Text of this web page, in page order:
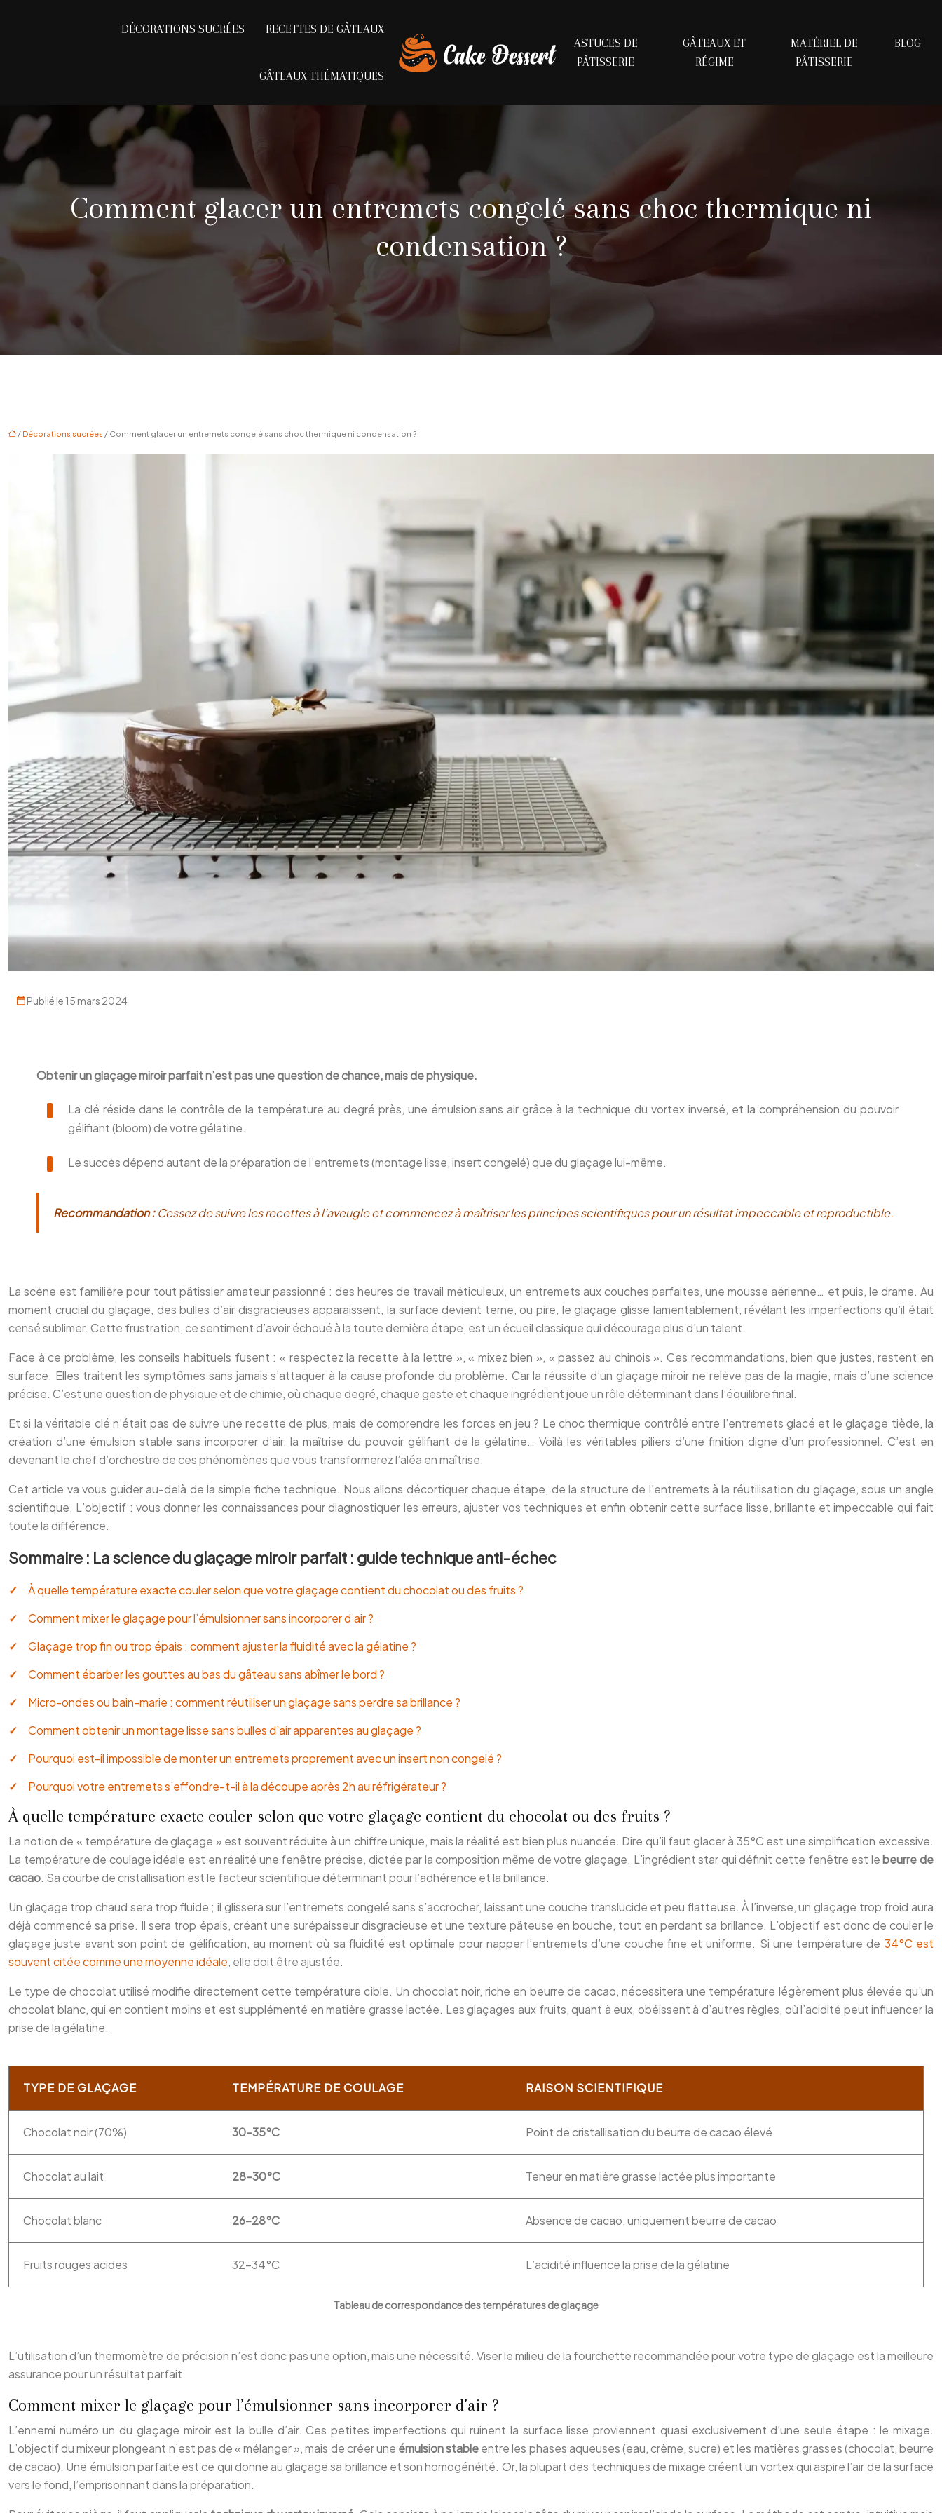
RECETTES DE GÂTEAUX
DÉCORATIONS SUCRÉES
GÂTEAUX THÉMATIQUES
ASTUCES DE
PÂTISSERIE
GÂTEAUX ET
RÉGIME
MATÉRIEL DE
PÂTISSERIE
BLOG
Comment glacer un entremets congelé sans choc thermique ni
condensation ?
/ Décorations sucrées / Comment glacer un entremets congelé sans choc thermique ni condensation ?
Publié le 15 mars 2024
Obtenir un glaçage miroir parfait n’est pas une question de chance, mais de physique.
La clé réside dans le contrôle de la température au degré près, une émulsion sans air grâce à la technique du vortex inversé, et la compréhension du pouvoir
gélifiant (bloom) de votre gélatine.
Le succès dépend autant de la préparation de l’entremets (montage lisse, insert congelé) que du glaçage lui-même.
Recommandation :Cessez de suivre les recettes à l’aveugle et commencez à maîtriser les principes scientifiques pour un résultat impeccable et reproductible.
La scène est familière pour tout pâtissier amateur passionné : des heures de travail méticuleux, un entremets aux couches parfaites, une mousse aérienne… et puis, le drame. Au
moment crucial du glaçage, des bulles d’air disgracieuses apparaissent, la surface devient terne, ou pire, le glaçage glisse lamentablement, révélant les imperfections qu’il était
censé sublimer. Cette frustration, ce sentiment d’avoir échoué à la toute dernière étape, est un écueil classique qui décourage plus d’un talent.
Face à ce problème, les conseils habituels fusent : « respectez la recette à la lettre », « mixez bien », « passez au chinois ». Ces recommandations, bien que justes, restent en
surface. Elles traitent les symptômes sans jamais s’attaquer à la cause profonde du problème. Car la réussite d’un glaçage miroir ne relève pas de la magie, mais d’une science
précise. C’est une question de physique et de chimie, où chaque degré, chaque geste et chaque ingrédient joue un rôle déterminant dans l’équilibre final.
Et si la véritable clé n’était pas de suivre une recette de plus, mais de comprendre les forces en jeu ? Le choc thermique contrôlé entre l’entremets glacé et le glaçage tiède, la
création d’une émulsion stable sans incorporer d’air, la maîtrise du pouvoir gélifiant de la gélatine… Voilà les véritables piliers d’une finition digne d’un professionnel. C’est en
devenant le chef d’orchestre de ces phénomènes que vous transformerez l’aléa en maîtrise.
Cet article va vous guider au-delà de la simple fiche technique. Nous allons décortiquer chaque étape, de la structure de l’entremets à la réutilisation du glaçage, sous un angle
scientifique. L’objectif : vous donner les connaissances pour diagnostiquer les erreurs, ajuster vos techniques et enfin obtenir cette surface lisse, brillante et impeccable qui fait
toute la différence.
Sommaire : La science du glaçage miroir parfait : guide technique anti-échec
À quelle température exacte couler selon que votre glaçage contient du chocolat ou des fruits ?
Comment mixer le glaçage pour l’émulsionner sans incorporer d’air ?
Glaçage trop fin ou trop épais : comment ajuster la fluidité avec la gélatine ?
Comment ébarber les gouttes au bas du gâteau sans abîmer le bord ?
Micro-ondes ou bain-marie : comment réutiliser un glaçage sans perdre sa brillance ?
Comment obtenir un montage lisse sans bulles d’air apparentes au glaçage ?
Pourquoi est-il impossible de monter un entremets proprement avec un insert non congelé ?
Pourquoi votre entremets s’effondre-t-il à la découpe après 2h au réfrigérateur ?
À quelle température exacte couler selon que votre glaçage contient du chocolat ou des fruits ?
La notion de « température de glaçage » est souvent réduite à un chiffre unique, mais la réalité est bien plus nuancée. Dire qu’il faut glacer à 35°C est une simplification excessive.
La température de coulage idéale est en réalité une fenêtre précise, dictée par la composition même de votre glaçage. L’ingrédient star qui définit cette fenêtre est lebeurre de
cacao. Sa courbe de cristallisation est le facteur scientifique déterminant pour l’adhérence et la brillance.
Un glaçage trop chaud sera trop fluide ; il glissera sur l’entremets congelé sans s’accrocher, laissant une couche translucide et peu flatteuse. À l’inverse, un glaçage trop froid aura
déjà commencé sa prise. Il sera trop épais, créant une surépaisseur disgracieuse et une texture pâteuse en bouche, tout en perdant sa brillance. L’objectif est donc de couler le
glaçage juste avant son point de gélification, au moment où sa fluidité est optimale pour napper l’entremets d’une couche fine et uniforme. Si une température de 34°C est
souvent citée comme une moyenne idéale, elle doit être ajustée.
Le type de chocolat utilisé modifie directement cette température cible. Un chocolat noir, riche en beurre de cacao, nécessitera une température légèrement plus élevée qu’un
chocolat blanc, qui en contient moins et est supplémenté en matière grasse lactée. Les glaçages aux fruits, quant à eux, obéissent à d’autres règles, où l’acidité peut influencer la
prise de la gélatine.
Tableau de correspondance des températures de glaçage
TYPE DE GLAÇAGE TEMPÉRATURE DE COULAGE RAISON SCIENTIFIQUE
Chocolat noir (70%) 30-35°C Point de cristallisation du beurre de cacao élevé
Chocolat au lait 28-30°C Teneur en matière grasse lactée plus importante
Chocolat blanc 26-28°C Absence de cacao, uniquement beurre de cacao
Fruits rouges acides 32-34°C L’acidité influence la prise de la gélatine
L’utilisation d’un thermomètre de précision n’est donc pas une option, mais une nécessité. Viser le milieu de la fourchette recommandée pour votre type de glaçage est la meilleure
assurance pour un résultat parfait.
Comment mixer le glaçage pour l’émulsionner sans incorporer d’air ?
L’ennemi numéro un du glaçage miroir est la bulle d’air. Ces petites imperfections qui ruinent la surface lisse proviennent quasi exclusivement d’une seule étape : le mixage.
L’objectif du mixeur plongeant n’est pas de « mélanger », mais de créer une émulsion stableentre les phases aqueuses (eau, crème, sucre) et les matières grasses (chocolat, beurre
de cacao). Une émulsion parfaite est ce qui donne au glaçage sa brillance et son homogénéité. Or, la plupart des techniques de mixage créent un vortex qui aspire l’air de la surface
vers le fond, l’emprisonnant dans la préparation.